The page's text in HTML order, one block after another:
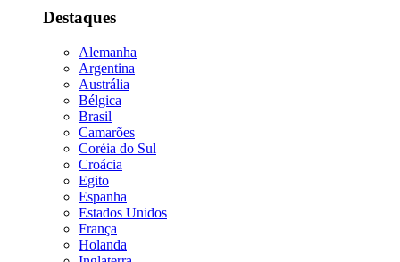
Destaques
Alemanha
Argentina
Austrália
Bélgica
Brasil
Camarões
Coréia do Sul
Croácia
Egito
Espanha
Estados Unidos
França
Holanda